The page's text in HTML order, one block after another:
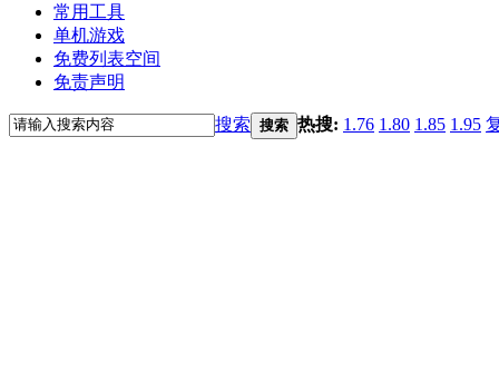
常用工具
单机游戏
免费列表空间
免责声明
搜索 搜索 热搜: 1.76 1.80 1.85 1.95